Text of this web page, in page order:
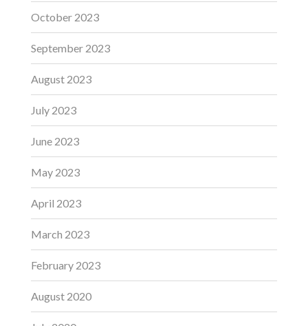
October 2023
September 2023
August 2023
July 2023
June 2023
May 2023
April 2023
March 2023
February 2023
August 2020